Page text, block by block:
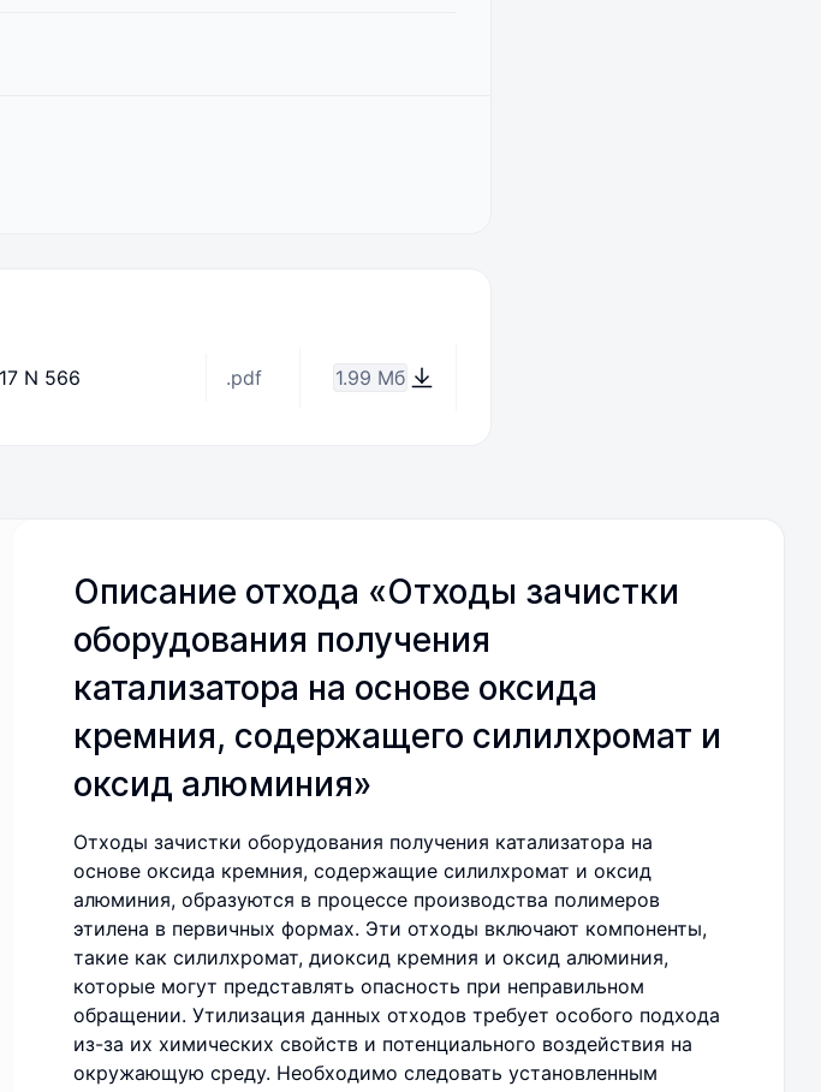
N 566 .pdf 1.99 Мб
Описание отхода «Отходы зачистки
оборудования получения
катализатора на основе оксида
кремния, содержащего силилхромат и
оксид алюминия»
Отходы зачистки оборудования получения катализатора на
основе оксида кремния, содержащие силилхромат и оксид
алюминия, образуются в процессе производства полимеров
этилена в первичных формах. Эти отходы включают компоненты,
такие как силилхромат, диоксид кремния и оксид алюминия,
которые могут представлять опасность при неправильном
обращении. Утилизация данных отходов требует особого подхода
из-за их химических свойств и потенциального воздействия на
окружающую среду. Необходимо следовать установленным